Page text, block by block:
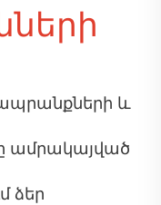
և
ամրակայված
ձեր